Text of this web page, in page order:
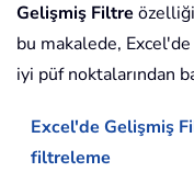
Gelişmiş Filtre
bu makalede,
iyi püf noktalarından
Excel'de Gelişmiş
filtreleme